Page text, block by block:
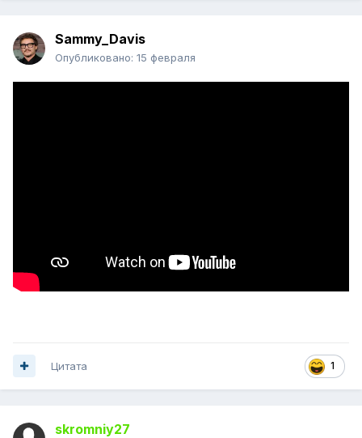
Sammy_Davis
Опубликовано: 15 февраля
1
Цитата
skromniy27